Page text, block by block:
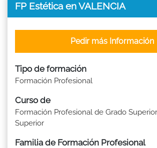
FP Estética en VALENCIA
Tipo de formación
Formación Profesional
Curso de
Formación Profesional de Grado
Superior
Familia de Formación Profesional
Pedir más Información